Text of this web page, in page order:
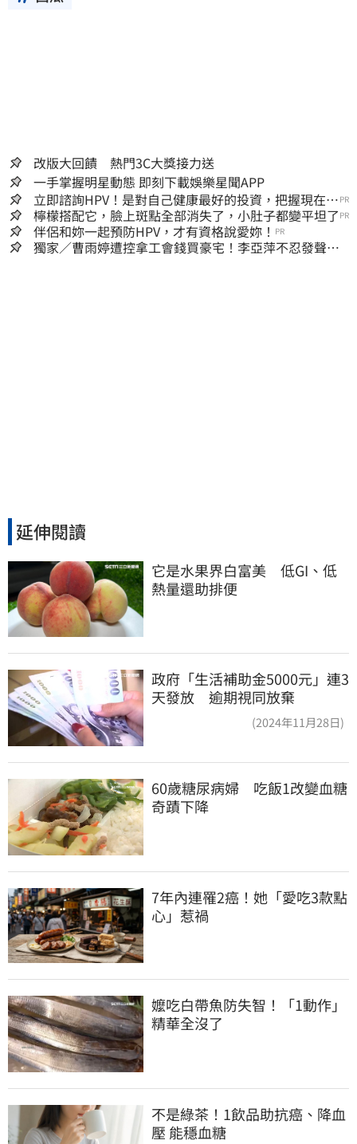
改版大回饋 熱門3C大獎接力送
一手掌握明星動態 即刻下載娛樂星聞APP
立即諮詢HPV！是對自己健康最好的投資，把握現在不
嫌晚！
PR
檸檬搭配它，臉上斑點全部消失了，小肚子都變平坦了 PR
伴侶和妳一起預防HPV，才有資格說愛妳！ PR
獨家／曹雨婷遭控拿工會錢買豪宅！李亞萍不忍發聲：
延伸閱讀
它是水果界白富美　低GI、低
熱量還助排便
政府「生活補助金5000元」連3
天發放 逾期視同放棄
(2024年11月28日)
60歲糖尿病婦　吃飯1改變血糖
奇蹟下降
7年內連罹2癌！她「愛吃3款點
心」惹禍
嬤吃白帶魚防失智！「1動作」
精華全沒了
不是綠茶！1飲品助抗癌、降血
壓 能穩血糖